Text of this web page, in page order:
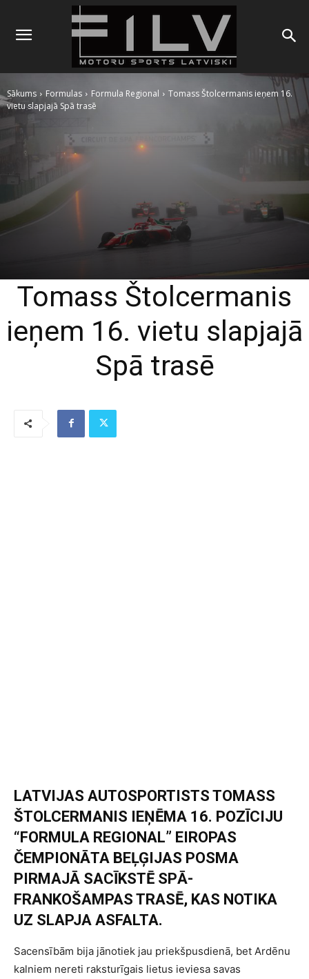
Sākums Formulas Formula Regional
Tomass Štolcermanis ieņem 16.
vietu slapjajā Spā trasē
Tomass Štolcermanis
ieņem 16. vietu slapjajā
Spā trasē
LATVIJAS AUTOSPORTISTS TOMASS
ŠTOLCERMANIS IEŅĒMA 16. POZĪCIJU
“FORMULA REGIONAL” EIROPAS
ČEMPIONĀTA BEĻĢIJAS POSMA
PIRMAJĀ SACĪKSTĒ SPĀ-
FRANKOŠAMPAS TRASĒ, KAS NOTIKA
UZ SLAPJA ASFALTA.
Sacensībām bija jānotiek jau priekšpusdienā, bet Ardēnu
kalniem nereti raksturīgais lietus ieviesa savas